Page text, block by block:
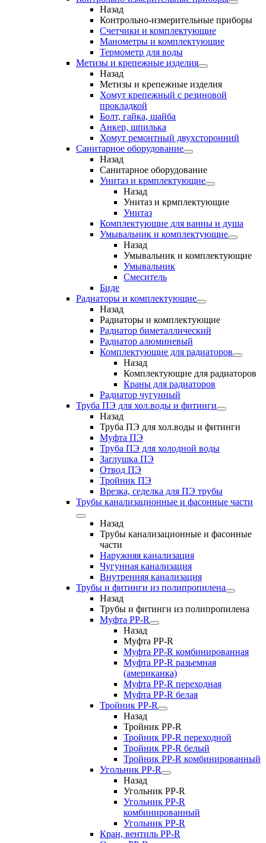
Назад
Контрольно-измерительные приборы
Счетчики и комплектующие
Манометры и комплектующие
Термометр для воды
Метизы и крепежные изделия
Назад
Метизы и крепежные изделия
Хомут крепежный с резиновой
прокладкой
Болт, гайка, шайба
Анкер, шпилька
Хомут ремонтный двухсторонний
Санитарное оборудование
Назад
Санитарное оборудование
Унитаз и крмплектующие
Назад
Унитаз и крмплектующие
Унитаз
Комплектующие для ванны и душа
Умывальник и комплектующие
Назад
Умывальник и комплектующие
Умывальник
Смеситель
Биде
Радиаторы и комплектующие
Назад
Радиаторы и комплектующие
Радиатор биметаллический
Радиатор алюминевый
Комплектующие для радиаторов
Назад
Комплектующие для радиаторов
Краны для радиаторов
Радиатор чугунный
Труба ПЭ для хол.воды и фитинги
Назад
Труба ПЭ для хол.воды и фитинги
Муфта ПЭ
Труба ПЭ для холодной воды
Заглушка ПЭ
Отвод ПЭ
Тройник ПЭ
Врезка, седелка для ПЭ трубы
Трубы канализационные и фасонные части
Назад
Трубы канализационные и фасонные
части
Наружняя канализация
Чугунная канализация
Внутренняя канализация
Трубы и фитинги из полипропилена
Назад
Трубы и фитинги из полипропилена
Муфта PP-R
Назад
Муфта PP-R
Муфта РР-R комбинированная
Муфта РР-R разьемная
(американка)
Муфта РР-R переходная
Муфта РР-R белая
Тройник PP-R
Назад
Тройник PP-R
Тройник РР-R переходной
Тройник РР-R белый
Тройник РР-R комбинированный
Угольник PP-R
Назад
Угольник PP-R
Угольник РР-R
комбинированный
Угольник РР-R
Кран, вентиль PP-R